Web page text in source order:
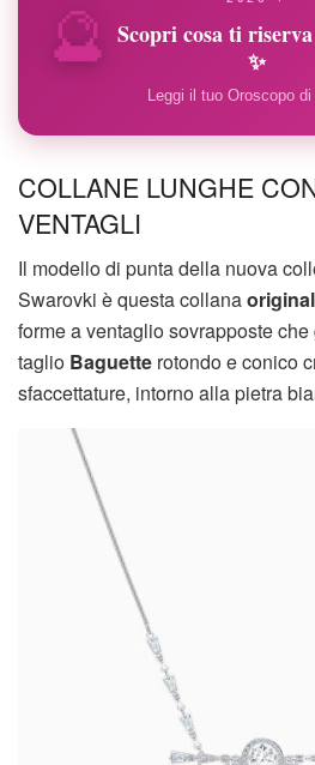
🔮 Scopri cosa ti
✨
Leggi il tuo Oroscopo
COLLANE LUNGHE
VENTAGLI
Il modello di punta della nuova
Swarovki è questa collana
forme a ventaglio sovrapposte
taglio Baguette rotondo e conico
sfaccettature, intorno alla pietra